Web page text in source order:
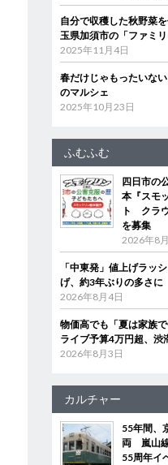
自分で収穫した秋野菜
玉県加須市の「ファミ
2025年11月4日
春だけじゃもったいな
のマルシェ
2025年10月23日
ふむふむ
四日市の
本『スモ
ト クラ
を募集
2026年8
「中東発」値上げラッ
げ、約3年ぶりの多さに
2026年8月4日
物価高でも「夏は家族
ライブ予算4万円超、渋
2026年8月3日
カルチャー
55年間、
両 嵐山
55周年イ